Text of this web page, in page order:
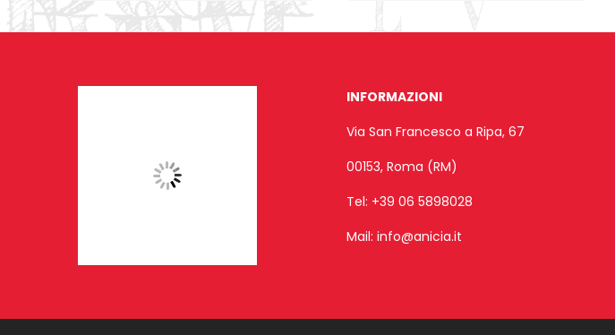
INFORMAZIONI
Via San Francesco a Ripa, 67
00153, Roma (RM)
Tel: +39 06 5898028
Mail: info@anicia.it